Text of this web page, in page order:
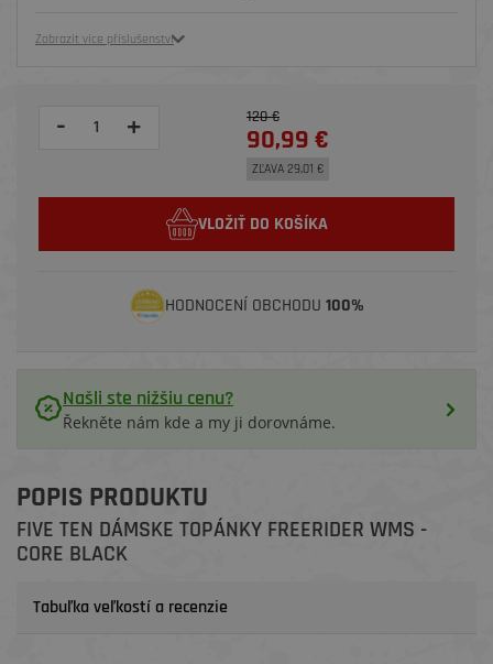
Zobrazit více příslušenství
- + 120 €
90,99 €
ZĽAVA 29,01 €
VLOŽIŤ DO KOŠÍKA
HODNOCENÍ OBCHODU 100%
Našli ste nižšiu cenu?
Řekněte nám kde a my ji dorovnáme.
POPIS PRODUKTU
FIVE TEN DÁMSKE TOPÁNKY FREERIDER WMS -
CORE BLACK
Tabuľka veľkostí a recenzie